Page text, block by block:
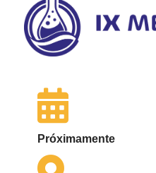
Próximamente